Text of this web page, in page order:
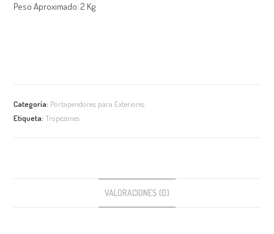
Peso Aproximado: 2 Kg
Categoría: Portapendones para Exteriores
Etiqueta: Tropezones
VALORACIONES (0)